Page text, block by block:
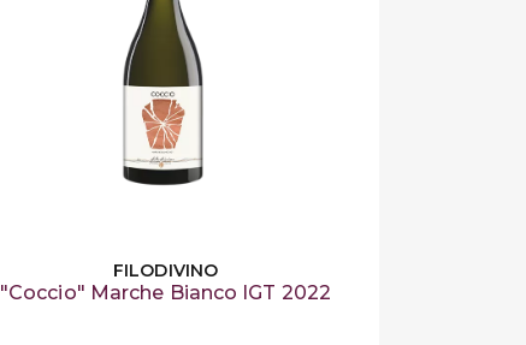
FILODIVINO
"Coccio" Marche Bianco IGT 2022